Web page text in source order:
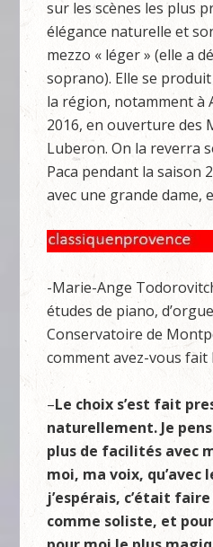
sur les scènes les plus
élégance naturelle et
mezzo « léger » (elle a
soprano). Elle se
la région, notamment à
2016, en ouverture des
Luberon. On la reverra
Paca pendant la saison
avec une grande dame,
-Marie-Ange
études de piano,
Conservatoire de
comment avez-vous fait
–Le choix s’est fait
naturellement. Je
plus de facilités avec
moi, ma voix, qu’avec
j’espérais, c’était
comme soliste, et